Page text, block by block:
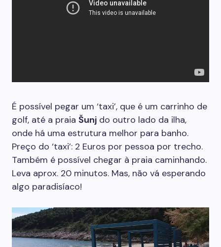
É possível pegar um ‘taxi’, que é um carrinho de
golf, até a praia Šunj do outro lado da ilha,
onde há uma estrutura melhor para banho.
Preço do ‘taxi’: 2 Euros por pessoa por trecho.
Também é possível chegar à praia caminhando.
Leva aprox. 20 minutos. Mas, não vá esperando
algo paradisíaco!